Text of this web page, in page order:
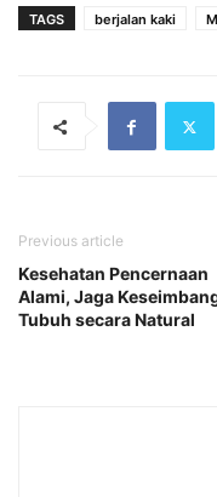
TAGS berjalan kaki
Previous article
Kesehatan Pencernaan
Alami, Jaga
Tubuh secara Natural